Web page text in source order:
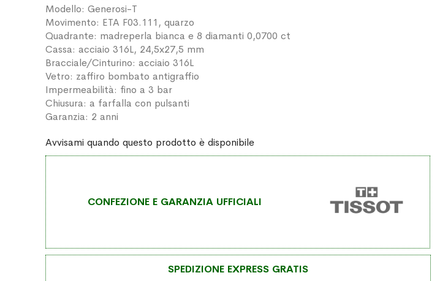
Modello: Generosi-T
Movimento: ETA F03.111, quarzo
Quadrante: madreperla bianca e 8 diamanti 0,0700 ct
Cassa: acciaio 316L, 24,5x27,5 mm
Bracciale/Cinturino: acciaio 316L
Vetro: zaffiro bombato antigraffio
Impermeabilità: fino a 3 bar
Chiusura: a farfalla con pulsanti
Garanzia: 2 anni
Avvisami quando questo prodotto è disponibile
CONFEZIONE E GARANZIA UFFICIALI
SPEDIZIONE EXPRESS GRATIS